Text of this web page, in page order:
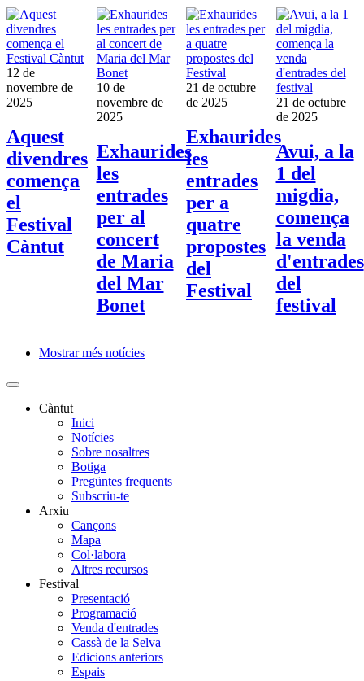
12 de
novembre de
2025
Aquest
divendres
comença
el
Festival
Càntut
10 de
novembre de
2025
Exhaurides
les
entrades
per al
concert
de Maria
del Mar
Bonet
21 de octubre
de 2025
Exhaurides
les
entrades
per a
quatre
propostes
del
Festival
21 de octubre
de 2025
Avui, a la
1 del
migdia,
comença
la venda
d'entrades
del
festival
Mostrar més notícies
Càntut
Inici
Notícies
Sobre nosaltres
Botiga
Pregüntes frequents
Subscriu-te
Arxiu
Cançons
Mapa
Col·labora
Altres recursos
Festival
Presentació
Programació
Venda d'entrades
Cassà de la Selva
Edicions anteriors
Espais